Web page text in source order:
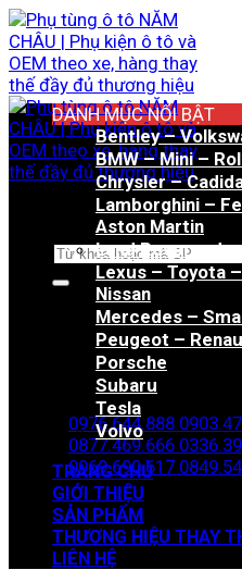
Bỏ
qua
nội
dung
Tìm
Hotline đặt hàng
0976.644.888
0877.469.666
0969.690.617
Zalo đặt hàng
DANH MỤC NỔI BẬT
Bentley –
BMW – Mini –
Chrysler –
Lamborghini –
Aston Martin
Land Rover –
Lexus – Toyota
Nissan
Mercedes –
Peugeot –
Porsche
Subaru
Tesla
Volvo
TRANG CHỦ
GIỚI THIỆU
SẢN PHẨM
THƯƠNG HIỆU THAY
LIÊN HỆ